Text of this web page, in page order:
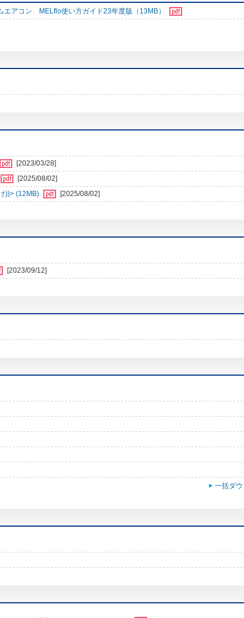
エアコン MELflo使い方ガイド23年度版（13MB）
[2023/03/28]
[2025/08/02]
))> (12MB)
[2025/08/02]
[2023/09/12]
一括ダ